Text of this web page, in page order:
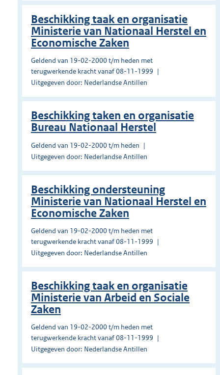
Beschikking taak en organisatie
Ministerie van Nationaal Herstel en
Economische Zaken
Geldend van 19-02-2000 t/m heden met
terugwerkende kracht vanaf 08-11-1999
Uitgegeven door: Nederlandse Antillen
Beschikking taken en organisatie
Bureau Nationaal Herstel
Geldend van 19-02-2000 t/m heden
Uitgegeven door: Nederlandse Antillen
Beschikking ondersteuning
Ministerie van Nationaal Herstel en
Economische Zaken
Geldend van 19-02-2000 t/m heden met
terugwerkende kracht vanaf 08-11-1999
Uitgegeven door: Nederlandse Antillen
Beschikking taak en organisatie
Ministerie van Arbeid en Sociale
Zaken
Geldend van 19-02-2000 t/m heden met
terugwerkende kracht vanaf 08-11-1999
Uitgegeven door: Nederlandse Antillen